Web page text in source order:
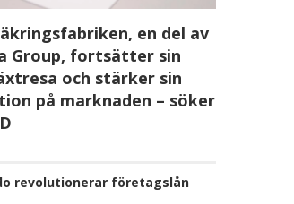
en del av
Group, fortsätter sin
och stärker sin
på marknaden – söker
revolutionerar företagslån